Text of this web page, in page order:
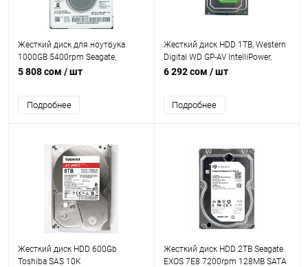
Жесткий диск для ноутбука
1000GB 5400rpm Seagate,
5400rpm, slim, for notebook
5 808 сом / шт
Подробнее
Жесткий диск HDD 1TB, Western
Digital WD GP-AV IntelliPower,
5400rpm, 64MB Cache, SATAIII
6 292 сом / шт
Подробнее
Жесткий диск HDD 600Gb
Toshiba SAS 10K
Жесткий диск HDD 2TB Seagate
EXOS 7E8 7200rpm 128MB SATA